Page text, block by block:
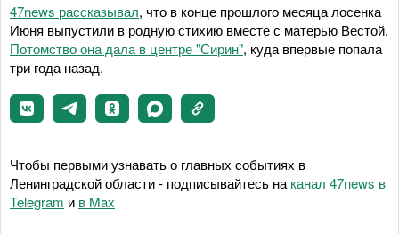
47news рассказывал, что в конце прошлого месяца лосенка
Июня выпустили в родную стихию вместе с матерью Вестой.
Потомство она дала в центре "Сирин", куда впервые попала
три года назад.
Чтобы первыми узнавать о главных событиях в
Ленинградской области - подписывайтесь на канал 47news в
Telegram и в Maх